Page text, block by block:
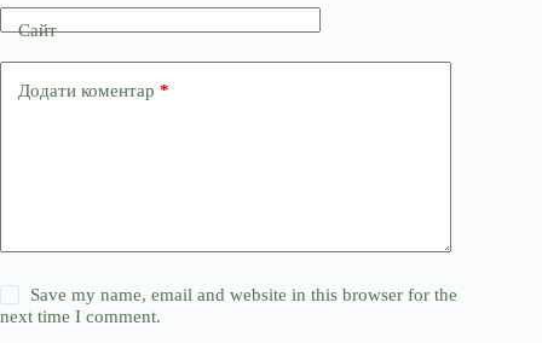
Сайт
Додати коментар *
Save my name, email and website in this browser for the
next time I comment.